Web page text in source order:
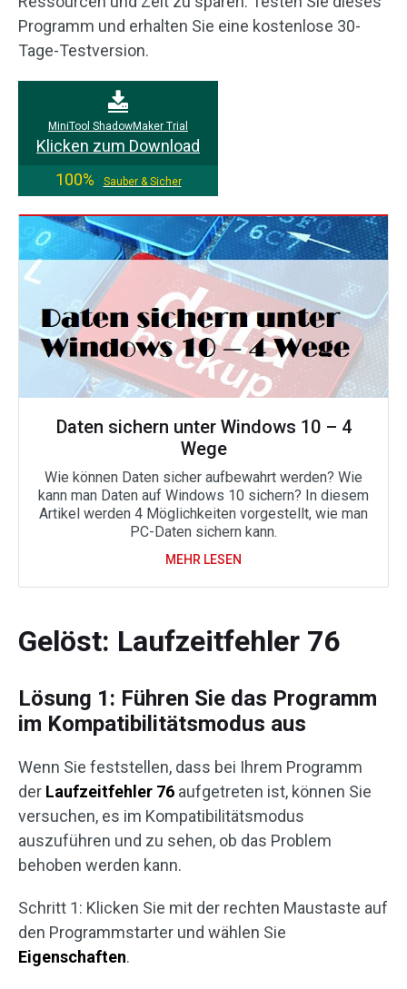
Programm und erhalten Sie eine kostenlose 30-
Tage-Testversion.
MiniTool ShadowMaker Trial
Klicken zum Download
100%
Sauber & Sicher
Daten sichern unter Windows 10 – 4
Wege
Wie können Daten sicher aufbewahrt werden? Wie
kann man Daten auf Windows 10 sichern? In diesem
Artikel werden 4 Möglichkeiten vorgestellt, wie man
PC-Daten sichern kann.
MEHR LESEN
Gelöst: Laufzeitfehler 76
Lösung 1: Führen Sie das Programm
im Kompatibilitätsmodus aus
Wenn Sie feststellen, dass bei Ihrem Programm
der Laufzeitfehler 76 aufgetreten ist, können Sie
versuchen, es im Kompatibilitätsmodus
auszuführen und zu sehen, ob das Problem
behoben werden kann.
Schritt 1: Klicken Sie mit der rechten Maustaste auf
den Programmstarter und wählen Sie
Eigenschaften.